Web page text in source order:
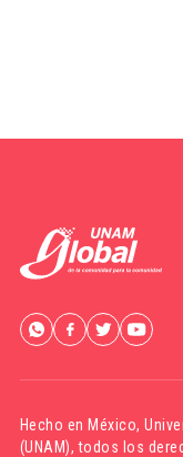
Hecho en México,
(UNAM), todos los